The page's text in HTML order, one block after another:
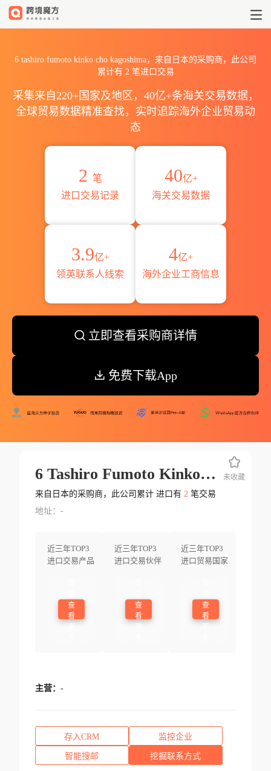
6 tashiro fumoto kinko cho kagoshima，来自日本的采购商，此公司
累计有 2笔进口交易
采集来自220+国家及地区，40亿+条海关交易数据，
全球贸易数据精准查找，实时追踪海外企业贸易动
态
2 笔
进口交易记录
40亿+
海关交易数据
3.9亿+
领英联系人线索
4亿+
海外企业工商信息
立即查看采购商详情
免费下载App
6 Tashiro Fumoto Kinko Cho Kagoshima
来自日本的采购商，此公司累计 进口有 2笔交易
地址：-
近三年TOP3
进口交易产品
查
看
近三年TOP3
进口交易伙伴
查
看
近三年TOP3
进口贸易国家
查
看
未收藏
主营： -
存入CRM 监控企业
智能搜邮 挖掘联系方式